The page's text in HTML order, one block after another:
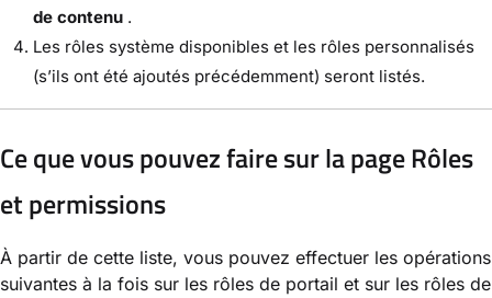
de contenu .
Les rôles système disponibles et les rôles personnalisés
(s’ils ont été ajoutés précédemment) seront listés.
Ce que vous pouvez faire sur la page Rôles
et permissions
À partir de cette liste, vous pouvez effectuer les opérations
suivantes à la fois sur les rôles de portail et sur les rôles de